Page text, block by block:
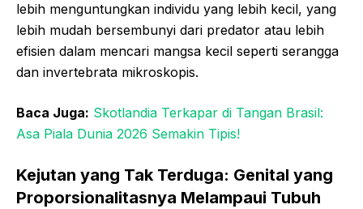
lebih menguntungkan individu yang lebih kecil, yang
lebih mudah bersembunyi dari predator atau lebih
efisien dalam mencari mangsa kecil seperti serangga
dan invertebrata mikroskopis.
Baca Juga: Skotlandia Terkapar di Tangan Brasil:
Asa Piala Dunia 2026 Semakin Tipis!
Kejutan yang Tak Terduga: Genital yang
Proporsionalitasnya Melampaui Tubuh